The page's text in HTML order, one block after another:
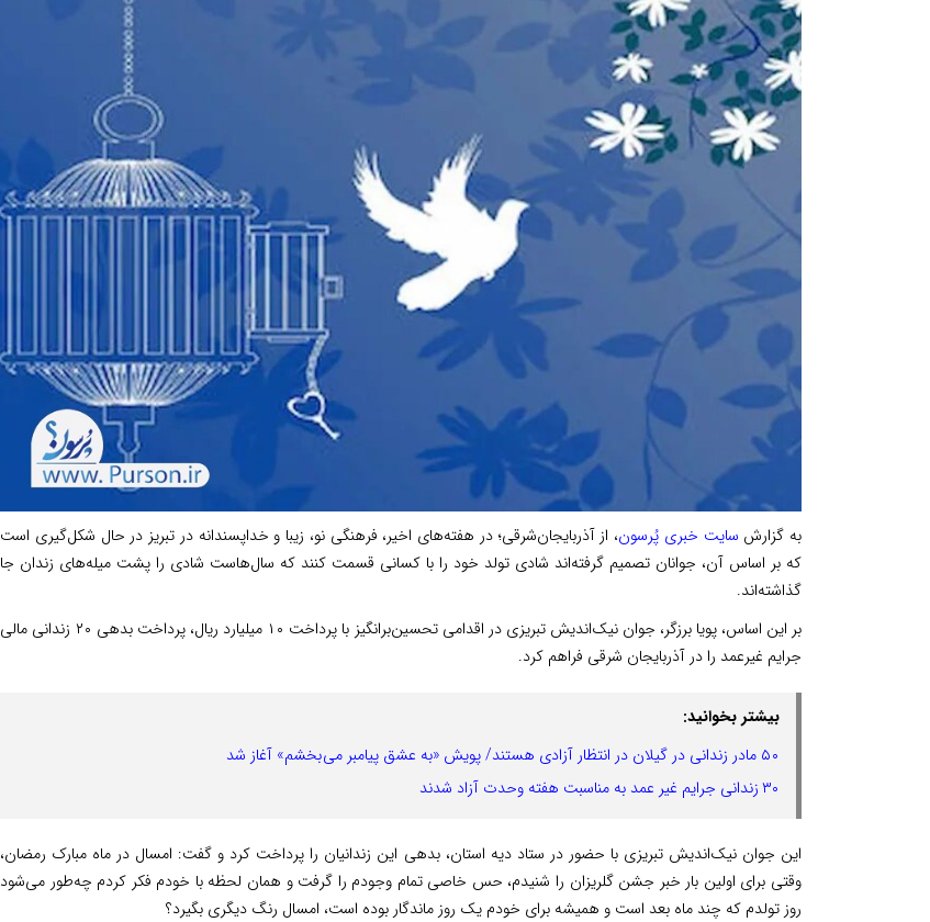
به گزارش سایت خبری پُرسون، از آذربایجان‌شرقی؛ در هفته‌های اخیر، فرهنگی نو، زیبا و خداپسندانه در تبریز در حال شکل‌گیری است
که بر اساس آن، جوانان تصمیم گرفته‌اند شادی تولد خود را با کسانی قسمت کنند که سال‌هاست شادی را پشت میله‌های زندان جا
گذاشته‌اند.
بر این اساس، پویا برزگر، جوان نیک‌اندیش تبریزی در اقدامی تحسین‌برانگیز با پرداخت ۱۰ میلیارد ریال، پرداخت بدهی ۲۰ زندانی مالی
جرایم غیرعمد را در آذربایجان شرقی فراهم کرد.
بیشتر بخوانید:
۵۰ مادر زندانی در گیلان در انتظار آزادی هستند/ پویش «به عشق پیامبر می بخشم» آغاز شد
۳۰ زندانی جرایم غیر عمد به مناسبت هفته وحدت آزاد شدند
این جوان نیک‌اندیش تبریزی با حضور در ستاد دیه استان، بدهی این زندانیان را پرداخت کرد و گفت: امسال در ماه مبارک رمضان،
وقتی برای اولین بار خبر جشن گلریزان را شنیدم، حس خاصی تمام وجودم را گرفت و همان لحظه با خودم فکر کردم چه‌طور می‌شود
روز تولدم که چند ماه بعد است و همیشه برای خودم یک روز ماندگار بوده است، امسال رنگ دیگری بگیرد؟